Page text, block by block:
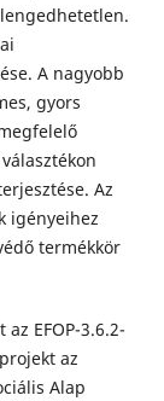
A nagyobb
gyors
Az
igényeihez
termékkör
EFOP-3.6.2-
az
Alap